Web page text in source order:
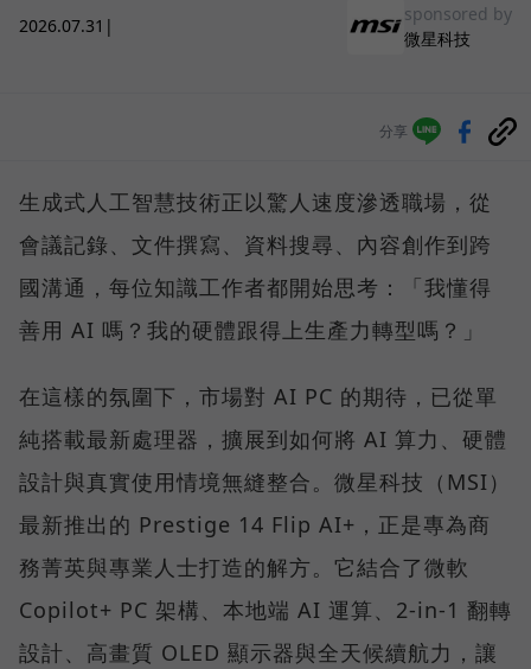
2026.07.31 |
sponsored by
微星科技
分享
生成式人工智慧技術正以驚人速度滲透職場，從
會議記錄、文件撰寫、資料搜尋、內容創作到跨
國溝通，每位知識工作者都開始思考：「我懂得
善用 AI 嗎？我的硬體跟得上生產力轉型嗎？」
在這樣的氛圍下，市場對 AI PC 的期待，已從單
純搭載最新處理器，擴展到如何將 AI 算力、硬體
設計與真實使用情境無縫整合。微星科技（MSI）
最新推出的 Prestige 14 Flip AI+，正是專為商
務菁英與專業人士打造的解方。它結合了微軟
Copilot+ PC 架構、本地端 AI 運算、2-in-1 翻轉
設計、高畫質 OLED 顯示器與全天候續航力，讓